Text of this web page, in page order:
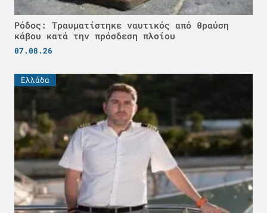
Ρόδος: Τραυματίστηκε ναυτικός από θραύση
κάβου κατά την πρόσδεση πλοίου
07.08.26
Ελλάδα